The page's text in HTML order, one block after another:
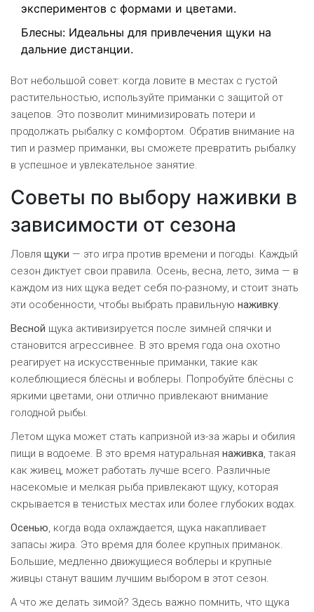
экспериментов с формами и цветами.
Блесны: Идеальны для привлечения щуки на
дальние дистанции.
Вот небольшой совет: когда ловите в местах с густой
растительностью, используйте приманки с защитой от
зацепов. Это позволит минимизировать потери и
продолжать рыбалку с комфортом. Обратив внимание на
тип и размер приманки, вы сможете превратить рыбалку
в успешное и увлекательное занятие.
Советы по выбору наживки в
зависимости от сезона
Ловля щуки — это игра против времени и погоды. Каждый
сезон диктует свои правила. Осень, весна, лето, зима — в
каждом из них щука ведет себя по-разному, и стоит знать
эти особенности, чтобы выбрать правильную наживку.
Весной щука активизируется после зимней спячки и
становится агрессивнее. В это время года она охотно
реагирует на искусственные приманки, такие как
колеблющиеся блёсны и воблеры. Попробуйте блёсны с
яркими цветами, они отлично привлекают внимание
голодной рыбы.
Летом щука может стать капризной из-за жары и обилия
пищи в водоеме. В это время натуральная наживка, такая
как живец, может работать лучше всего. Различные
насекомые и мелкая рыба привлекают щуку, которая
скрывается в тенистых местах или более глубоких водах.
Осенью, когда вода охлаждается, щука накапливает
запасы жира. Это время для более крупных приманок.
Большие, медленно движущиеся воблеры и крупные
живцы станут вашим лучшим выбором в этот сезон.
А что же делать зимой? Здесь важно помнить, что щука